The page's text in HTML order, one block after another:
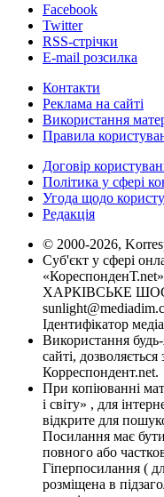
Facebook
Twitter
RSS-стрічки
E-mail розсилка
Контакти
Реклама на сайті
Використання
Правила
Договір
Політика у сфері
Угода щодо
Редакція
© 2000-2026,
Суб'єкт у сфері
ХАРКІВСЬКЕ
Ідентифікатор
Використання
сайті,
Корреспондент.net.
При копіюванні
і світу» , для
відкрите для
Посилання має
повного або
Гіперпосилання (
розміщена в